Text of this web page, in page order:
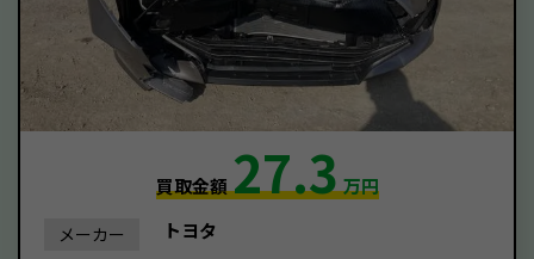
買取金額27.3万円
メーカー トヨタ